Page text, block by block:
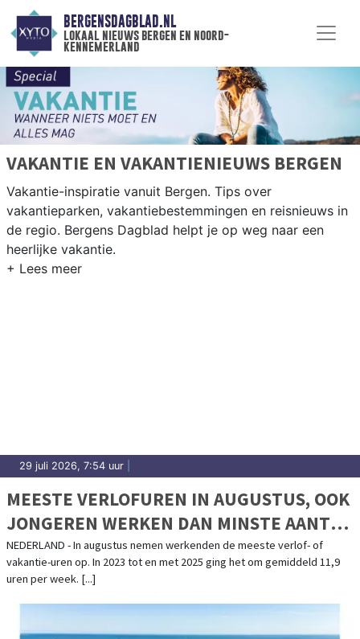
BERGENSDAGBLAD.NL
lokaal nieuws bergen en noord-
kennemerland
VAKANTIE EN VAKANTIENIEUWS BERGEN
Vakantie-inspiratie vanuit Bergen. Tips over
vakantieparken, vakantiebestemmingen en reisnieuws in
de regio. Bergens Dagblad helpt je op weg naar een
heerlijke vakantie.
29 juli 2026, 7:54 uur
MEESTE VERLOFUREN IN AUGUSTUS, OOK
JONGEREN WERKEN DAN MINSTE AANTAL
UREN
NEDERLAND - In augustus nemen werkenden de meeste verlof- of
vakantie-uren op. In 2023 tot en met 2025 ging het om gemiddeld 11,9
uren per week. [...]